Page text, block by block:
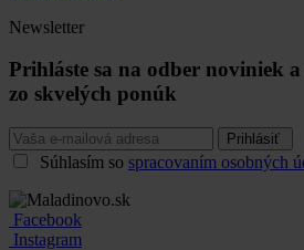
Newsletter
Prihláste sa na odber noviniek
zo skvelých ponúk
Prihlásiť
Súhlasím so spracovaním osobných
Facebook
Instagram